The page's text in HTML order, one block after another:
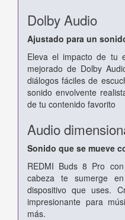
Dolby Audio
Ajustado para un
Eleva el impacto de tu
mejorado de Dolby
diálogos fáciles de
sonido envolvente
de tu contenido favorito
Audio
Sonido que se mueve
REDMI Buds 8 Pro
cabeza te sumerge
dispositivo que uses.
impresionante para
más.